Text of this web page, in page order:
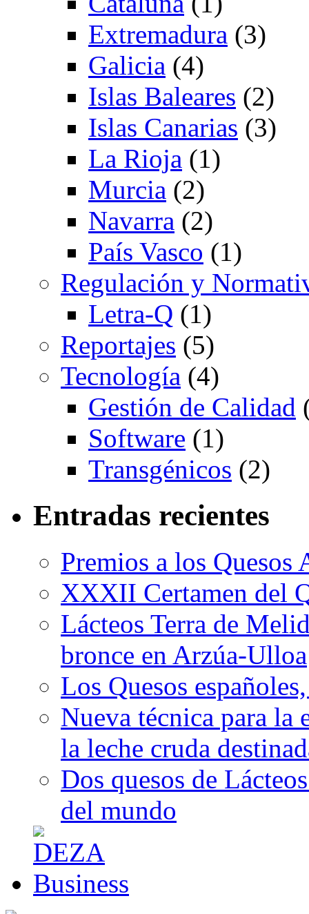
Extremadura (3)
Galicia (4)
Islas Baleares (2)
Islas Canarias (3)
La Rioja (1)
Murcia (2)
Navarra (2)
País Vasco (1)
Regulación y
Letra-Q (1)
Reportajes (5)
Tecnología (4)
Gestión de Calidad
Software (1)
Transgénicos (2)
Entradas recientes
Premios a los Quesos
XXXII Certamen del
Lácteos Terra de
bronce en Arzúa-Ulloa
Los Quesos
Nueva técnica para la
la leche cruda
Dos quesos de
del mundo